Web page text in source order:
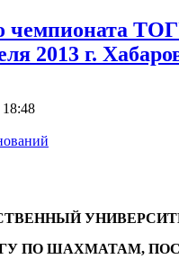
чемпионата
2013 г.
ПО ШАХМАТАМ,